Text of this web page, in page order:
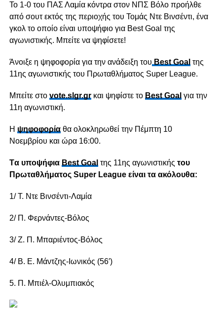
Το 1-0 του ΠΑΣ Λαμία κόντρα στον ΝΠΣ Βόλο προήλθε
από σουτ εκτός της περιοχής του Τομάς Ντε Βινσέντι, ένα
γκολ το οποίο είναι υποψήφιο για Best Goal της
αγωνιστικής. Μπείτε να ψηφίσετε!
Άνοιξε η ψηφοφορία για την ανάδειξη του Best Goal της
11ης αγωνιστικής του Πρωταθλήματος Super League.
Μπείτε στο vote.slgr.gr και ψηφίστε το Best Goal για την
11η αγωνιστική.
Η ψηφοφορίαθα ολοκληρωθεί την Πέμπτη 10
Νοεμβρίου και ώρα 16:00.
Tα υποψήφια Best Goal της 11ης αγωνιστικής του
Πρωταθλήματος Super League είναι τα ακόλουθα:
1/ Τ. Ντε Βινσέντι-Λαμία
2/ Π. Φερνάντες-Βόλος
3/ Ζ. Π. Μπαριέντος-Βόλος
4/ Β. Ε. Μάντζης-Ιωνικός (56′)
5. Π. Μπιέλ-Ολυμπιακός